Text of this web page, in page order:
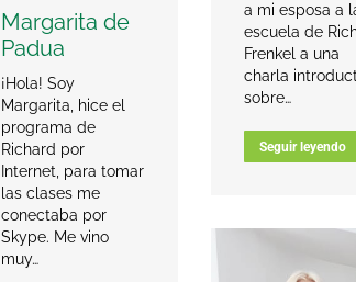
a mi esposa a
escuela de
Frenkel a una
charla
sobre…
Seguir leyendo
Margarita de
Padua
¡Hola! Soy
Margarita, hice el
programa de
Richard por
Internet, para tomar
las clases me
conectaba por
Skype. Me vino
muy…